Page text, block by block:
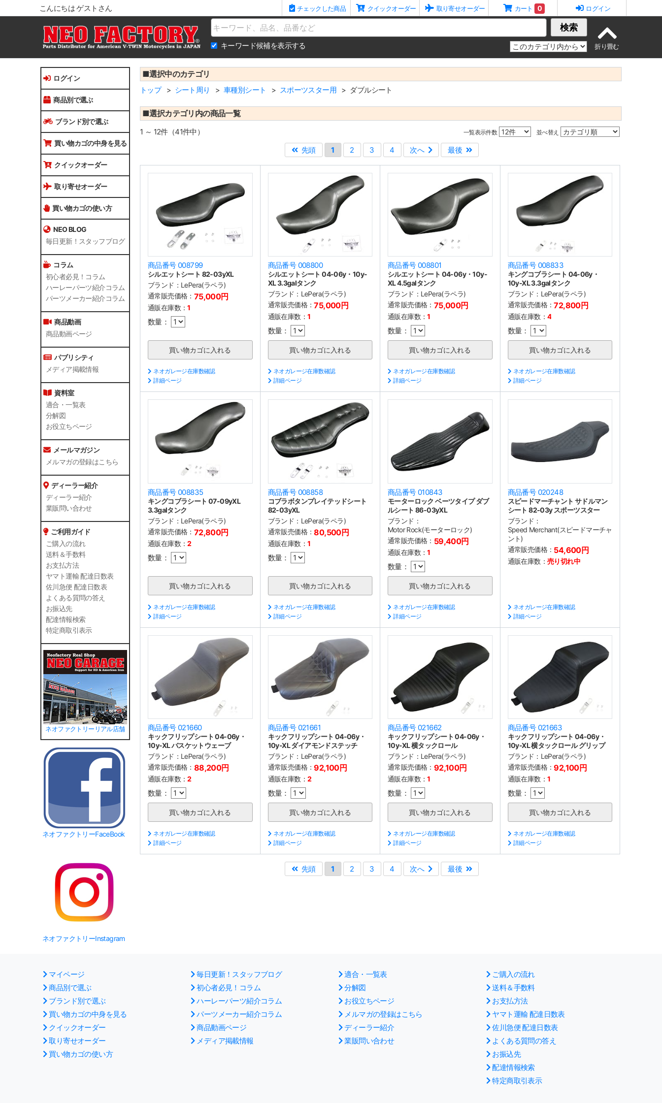
こんにちは ゲストさん チェックした商品 クイックオーダー 取り寄せオーダー カート 0 ログイン
Name 検索
キーワード候補を表示する
ログイン
商品別で選ぶ
ブランド別で選ぶ
買い物カゴの中身を見る
クイックオーダー
取り寄せオーダー
買い物カゴの使い方
NEO BLOG
毎日更新！スタッフブログ
コラム
初心者必見！コラム
ハーレーパーツ紹介コラム
パーツメーカー紹介コラム
商品動画
商品動画ページ
パブリシティ
メディア掲載情報
資料室
適合・一覧表
分解図
お役立ちページ
メールマガジン
メルマガの登録はこちら
ディーラー紹介
ディーラー紹介
業販問い合わせ
ご利用ガイド
ご購入の流れ
送料＆手数料
お支払方法
ヤマト運輸 配達日数表
佐川急便 配達日数表
よくある質問の答え
お振込先
配達情報検索
特定商取引表示
ネオファクトリーリアル店舗
ネオファクトリーFaceBook
ネオファクトリーInstagram
■選択中のカテゴリ
トップ シート周り 車種別シート スポーツスター用 ダブルシート
■選択カテゴリ内の商品一覧
一覧表示件数 並べ替え
1 ～ 12件（41件中）
先頭
1 2 3 4 次へ 最後
商品番号 008799
シルエットシート 82-03yXL
ブランド： LePera(ラペラ)
通常販売価格： 75,000円
通販在庫数：1
数量：
ネオガレージ在庫数確認
詳細ページ
商品番号 008800
シルエットシート 04-06y・10y-
XL 3.3galタンク
ブランド： LePera(ラペラ)
通常販売価格：75,000円
通販在庫数： 1
数量：
ネオガレージ在庫数確認
詳細ページ
商品番号 008801
シルエットシート 04-06y・10y-
XL 4.5galタンク
ブランド： LePera(ラペラ)
通常販売価格： 75,000円
通販在庫数：1
数量：
ネオガレージ在庫数確認
詳細ページ
商品番号 008833
キングコブラシート 04-06y・
10y-XL 3.3galタンク
ブランド： LePera(ラペラ)
通常販売価格：72,800円
通販在庫数： 4
数量：
ネオガレージ在庫数確認
詳細ページ
商品番号 008835
キングコブラシート 07-09yXL
3.3galタンク
ブランド： LePera(ラペラ)
通常販売価格： 72,800円
通販在庫数：2
数量：
ネオガレージ在庫数確認
詳細ページ
商品番号 008858
コブラボタンプレイテッドシート
82-03yXL
ブランド： LePera(ラペラ)
通常販売価格：80,500円
通販在庫数： 1
数量：
ネオガレージ在庫数確認
詳細ページ
商品番号 010843
モーターロック ベーツタイプ ダブ
ルシート 86-03yXL
ブランド：
Motor Rock(モーターロック)
通常販売価格： 59,400円
通販在庫数：1
数量：
ネオガレージ在庫数確認
詳細ページ
商品番号 020248
スピードマーチャント サドルマン
シート 82-03y スポーツスター
ブランド：
Speed Merchant(スピードマーチャ
ント)
通常販売価格： 54,600円
通販在庫数： 売り切れ中
ネオガレージ在庫数確認
詳細ページ
商品番号 021660
キックフリップシート 04-06y・
10y-XL バスケットウェーブ
ブランド： LePera(ラペラ)
通常販売価格： 88,200円
通販在庫数：2
数量：
ネオガレージ在庫数確認
詳細ページ
商品番号 021661
キックフリップシート 04-06y・
10y-XL ダイアモンドステッチ
ブランド： LePera(ラペラ)
通常販売価格：92,100円
通販在庫数： 2
数量：
ネオガレージ在庫数確認
詳細ページ
商品番号 021662
キックフリップシート 04-06y・
10y-XL 横タックロール
ブランド： LePera(ラペラ)
通常販売価格： 92,100円
通販在庫数：1
数量：
ネオガレージ在庫数確認
詳細ページ
商品番号 021663
キックフリップシート 04-06y・
10y-XL 横タックロール グリップ
ブランド： LePera(ラペラ)
通常販売価格：92,100円
通販在庫数： 1
数量：
ネオガレージ在庫数確認
詳細ページ
先頭 1 2 3 4 次へ 最後
マイページ
商品別で選ぶ
ブランド別で選ぶ
買い物カゴの中身を見る
クイックオーダー
取り寄せオーダー
買い物カゴの使い方
毎日更新！スタッフブログ
初心者必見！コラム
ハーレーパーツ紹介コラム
パーツメーカー紹介コラム
商品動画ページ
メディア掲載情報
適合・一覧表
分解図
お役立ちページ
メルマガの登録はこちら
ディーラー紹介
業販問い合わせ
ご購入の流れ
送料＆手数料
お支払方法
ヤマト運輸 配達日数表
佐川急便 配達日数表
よくある質問の答え
お振込先
配達情報検索
特定商取引表示